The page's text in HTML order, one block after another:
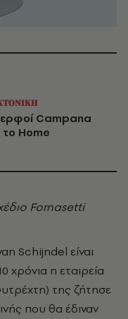
Campana
το Home
Fornasetti
Schijndel είναι
χρόνια η εταιρεία
της ζήτησε
που θα έδιναν